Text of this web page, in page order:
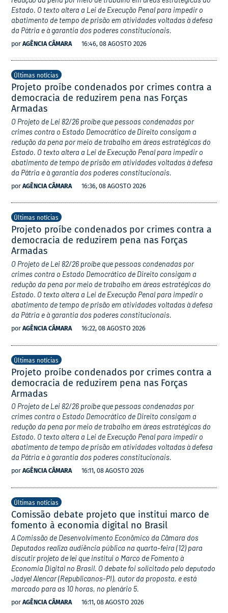
Estado. O texto altera a Lei de Execução Penal para impedir o
abatimento de tempo de prisão em atividades voltadas à defesa
da Pátria e à garantia dos poderes constitucionais.
por AGÊNCIA CÂMARA 16:46, 08 AGOSTO 2026
Últimas notícias
Projeto proíbe condenados por crimes contra a
democracia de reduzirem pena nas Forças
Armadas
O Projeto de Lei 82/26 proíbe que pessoas condenadas por
crimes contra o Estado Democrático de Direito consigam a
redução da pena por meio de trabalho em áreas estratégicas do
Estado. O texto altera a Lei de Execução Penal para impedir o
abatimento de tempo de prisão em atividades voltadas à defesa
da Pátria e à garantia dos poderes constitucionais.
por AGÊNCIA CÂMARA 16:36, 08 AGOSTO 2026
Últimas notícias
Projeto proíbe condenados por crimes contra a
democracia de reduzirem pena nas Forças
Armadas
O Projeto de Lei 82/26 proíbe que pessoas condenadas por
crimes contra o Estado Democrático de Direito consigam a
redução da pena por meio de trabalho em áreas estratégicas do
Estado. O texto altera a Lei de Execução Penal para impedir o
abatimento de tempo de prisão em atividades voltadas à defesa
da Pátria e à garantia dos poderes constitucionais.
por AGÊNCIA CÂMARA 16:22, 08 AGOSTO 2026
Últimas notícias
Projeto proíbe condenados por crimes contra a
democracia de reduzirem pena nas Forças
Armadas
O Projeto de Lei 82/26 proíbe que pessoas condenadas por
crimes contra o Estado Democrático de Direito consigam a
redução da pena por meio de trabalho em áreas estratégicas do
Estado. O texto altera a Lei de Execução Penal para impedir o
abatimento de tempo de prisão em atividades voltadas à defesa
da Pátria e à garantia dos poderes constitucionais.
por AGÊNCIA CÂMARA 16:11, 08 AGOSTO 2026
Últimas notícias
Comissão debate projeto que institui marco de
fomento à economia digital no Brasil
A Comissão de Desenvolvimento Econômico da Câmara dos
Deputados realiza audiência pública na quarta-feira (12) para
discutir projeto de lei que institui o Marco de Fomento à
Economia Digital no Brasil. O debate foi solicitado pelo deputado
Jadyel Alencar (Republicanos-PI), autor da proposta, e está
marcado para as 10 horas, no plenário 5.
por AGÊNCIA CÂMARA 16:11, 08 AGOSTO 2026